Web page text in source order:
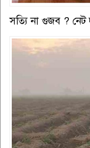
সত্যি না গুজব ? নেট